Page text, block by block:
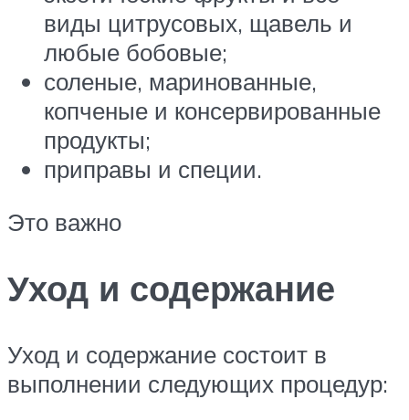
виды цитрусовых, щавель и
любые бобовые;
соленые, маринованные,
копченые и консервированные
продукты;
приправы и специи.
Это важно
Уход и содержание
Уход и содержание состоит в
выполнении следующих процедур: